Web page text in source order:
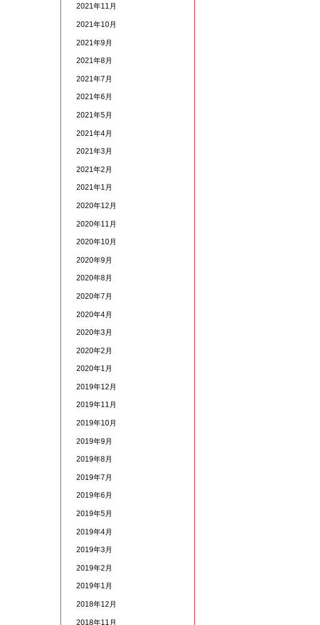
2021年11月
2021年10月
2021年9月
2021年8月
2021年7月
2021年6月
2021年5月
2021年4月
2021年3月
2021年2月
2021年1月
2020年12月
2020年11月
2020年10月
2020年9月
2020年8月
2020年7月
2020年4月
2020年3月
2020年2月
2020年1月
2019年12月
2019年11月
2019年10月
2019年9月
2019年8月
2019年7月
2019年6月
2019年5月
2019年4月
2019年3月
2019年2月
2019年1月
2018年12月
2018年11月